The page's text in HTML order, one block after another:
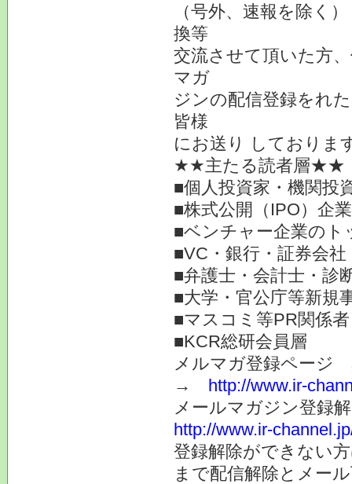
（号外、速報を除く
換等
交流させて頂いた方
マガ
ジンの配信登録をれ
皆様
にお送り しておりま
★★主たる読者層★★
■個人投資家・機関投
■株式公開（IPO）企
■ベンチャー企業のト
■VC・銀行・証券会
■弁護士・会計士・診
■大学・官公庁等新規
■マスコミ等PR関係者
■KCR総研会員層
メルマガ登録ページ
→ http://www.ir-
メールマガジン登録
http://www.ir-
登録解除ができない
まで配信解除とメー